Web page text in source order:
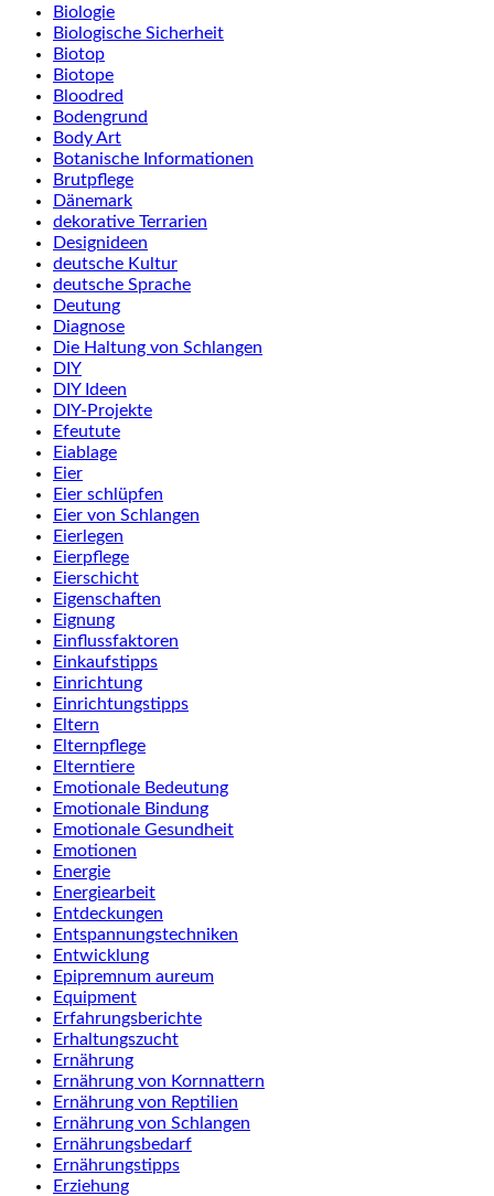
Biologie
Biologische Sicherheit
Biotop
Biotope
Bloodred
Bodengrund
Body Art
Botanische Informationen
Brutpflege
Dänemark
dekorative Terrarien
Designideen
deutsche Kultur
deutsche Sprache
Deutung
Diagnose
Die Haltung von Schlangen
DIY
DIY Ideen
DIY-Projekte
Efeutute
Eiablage
Eier
Eier schlüpfen
Eier von Schlangen
Eierlegen
Eierpflege
Eierschicht
Eigenschaften
Eignung
Einflussfaktoren
Einkaufstipps
Einrichtung
Einrichtungstipps
Eltern
Elternpflege
Elterntiere
Emotionale Bedeutung
Emotionale Bindung
Emotionale Gesundheit
Emotionen
Energie
Energiearbeit
Entdeckungen
Entspannungstechniken
Entwicklung
Epipremnum aureum
Equipment
Erfahrungsberichte
Erhaltungszucht
Ernährung
Ernährung von Kornnattern
Ernährung von Reptilien
Ernährung von Schlangen
Ernährungsbedarf
Ernährungstipps
Erziehung